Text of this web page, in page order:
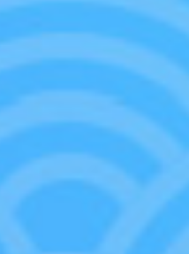
收
包含部分只收錄